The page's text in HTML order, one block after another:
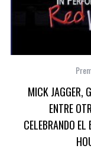
MICK JAGGER,
ENTRE
CELEBRANDO